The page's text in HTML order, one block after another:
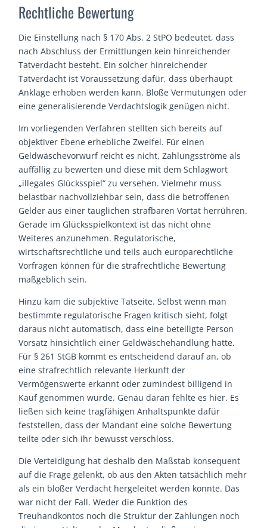
Rechtliche Bewertung
Die Einstellung nach § 170 Abs. 2 StPO bedeutet, dass
nach Abschluss der Ermittlungen kein hinreichender
Tatverdacht besteht. Ein solcher hinreichender
Tatverdacht ist Voraussetzung dafür, dass überhaupt
Anklage erhoben werden kann. Bloße Vermutungen oder
eine generalisierende Verdachtslogik genügen nicht.
Im vorliegenden Verfahren stellten sich bereits auf
objektiver Ebene erhebliche Zweifel. Für einen
Geldwäschevorwurf reicht es nicht, Zahlungsströme als
auffällig zu bewerten und diese mit dem Schlagwort
„illegales Glücksspiel“ zu versehen. Vielmehr muss
belastbar nachvollziehbar sein, dass die betroffenen
Gelder aus einer tauglichen strafbaren Vortat herrühren.
Gerade im Glücksspielkontext ist das nicht ohne
Weiteres anzunehmen. Regulatorische,
wirtschaftsrechtliche und teils auch europarechtliche
Vorfragen können für die strafrechtliche Bewertung
maßgeblich sein.
Hinzu kam die subjektive Tatseite. Selbst wenn man
bestimmte regulatorische Fragen kritisch sieht, folgt
daraus nicht automatisch, dass eine beteiligte Person
Vorsatz hinsichtlich einer Geldwäschehandlung hatte.
Für § 261 StGB kommt es entscheidend darauf an, ob
eine strafrechtlich relevante Herkunft der
Vermögenswerte erkannt oder zumindest billigend in
Kauf genommen wurde. Genau daran fehlte es hier. Es
ließen sich keine tragfähigen Anhaltspunkte dafür
feststellen, dass der Mandant eine solche Bewertung
teilte oder sich ihr bewusst verschloss.
Die Verteidigung hat deshalb den Maßstab konsequent
auf die Frage gelenkt, ob aus den Akten tatsächlich mehr
als ein bloßer Verdacht hergeleitet werden konnte. Das
war nicht der Fall. Weder die Funktion des
Treuhandkontos noch die Struktur der Zahlungen noch